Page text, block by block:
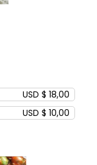
USD $ 18,00
USD $ 10,00